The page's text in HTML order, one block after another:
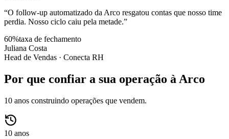
“O follow-up automatizado da Arco resgatou contas que nosso time
perdia. Nosso ciclo caiu pela metade.”
60%taxa de fechamento
Juliana Costa
Head de Vendas · Conecta RH
Por que confiar a sua operação à Arco
10 anos construindo operações que vendem.
10 anos